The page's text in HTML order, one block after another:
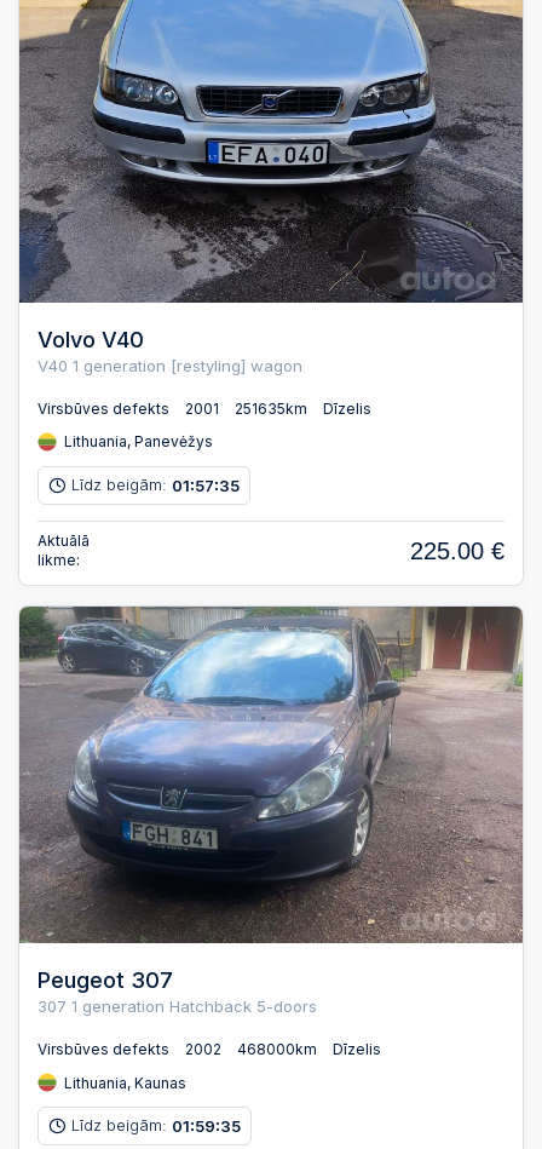
Volvo V40
V40 1 generation [restyling] wagon
Virsbūves defekts 2001 251635km
Dīzelis
Lithuania, Panevėžys
Līdz beigām: 01:57:34
Aktuālā
likme:
225.00 €
Peugeot 307
307 1 generation Hatchback 5-doors
Virsbūves defekts 2002 468000km
Dīzelis
Lithuania, Kaunas
Līdz beigām: 01:59:34